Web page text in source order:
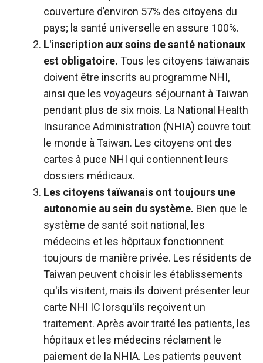
couverture d’environ 57% des citoyens du
pays; la santé universelle en assure 100%.
L'inscription aux soins de santé nationaux
est obligatoire. Tous les citoyens taïwanais
doivent être inscrits au programme NHI,
ainsi que les voyageurs séjournant à Taiwan
pendant plus de six mois. La National Health
Insurance Administration (NHIA) couvre tout
le monde à Taiwan. Les citoyens ont des
cartes à puce NHI qui contiennent leurs
dossiers médicaux.
Les citoyens taïwanais ont toujours une
autonomie au sein du système. Bien que le
système de santé soit national, les
médecins et les hôpitaux fonctionnent
toujours de manière privée. Les résidents de
Taiwan peuvent choisir les établissements
qu'ils visitent, mais ils doivent présenter leur
carte NHI IC lorsqu'ils reçoivent un
traitement. Après avoir traité les patients, les
hôpitaux et les médecins réclament le
paiement de la NHIA. Les patients peuvent